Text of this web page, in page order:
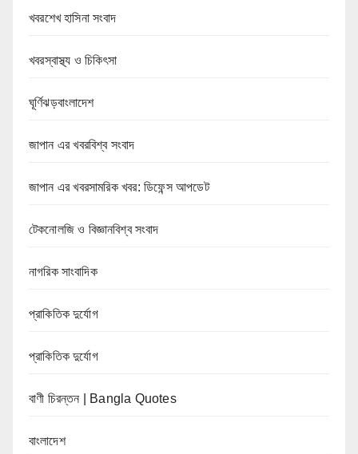
খবরশেখ হাসিনা সংবাদ
খবরস্বাস্থ্য ও চিকিৎসা
ঘূর্ণিঝড়বাংলাদেশ
জাপান এর খবরবিশ্ব সংবাদ
জাপান এর খবরসামরিক খবর: ডিফেন্স আপডেট
টেকনোলজি ও বিজ্ঞানবিশ্ব সংবাদ
নাগরিক সাংবাদিক
প্রাকিতিক দুর্যোগ
প্রাকিতিক দুর্যোগ
বাণী চিরন্তন | Bangla Quotes
বাংলাদেশ